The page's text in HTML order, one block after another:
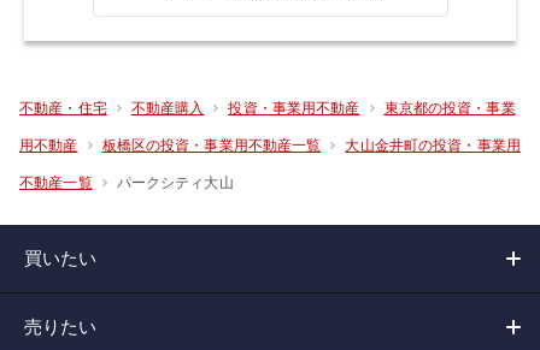
不動産・住宅 不動産購入 投資・事業用不動産 東京都の投資・事業
用不動産 板橋区の投資・事業用不動産一覧 大山金井町の投資・事業用
不動産一覧 パークシティ大山
買いたい
売りたい